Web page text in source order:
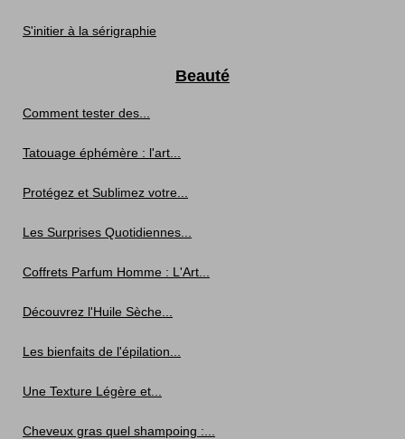
S'initier à la sérigraphie
Beauté
Comment tester des...
Tatouage éphémère : l'art...
Protégez et Sublimez votre...
Les Surprises Quotidiennes...
Coffrets Parfum Homme : L'Art...
Découvrez l'Huile Sèche...
Les bienfaits de l'épilation...
Une Texture Légère et...
Cheveux gras quel shampoing :...